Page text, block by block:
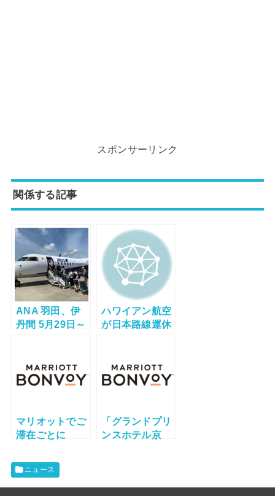
スポンサーリンク
関係する記事
ANA 羽田、伊
丹間 5月29日～
ハワイアン航空
が日本路線運休
長
マリオットでご
滞在ごとに
ポイント付与の
プロモーション
開始！
「グランドプリ
ンスホテル京
オットのオート
ニュース